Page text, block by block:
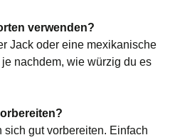
verwenden?
Jack oder eine mexikanische
nachdem, wie würzig du es
gut vorbereiten. Einfach